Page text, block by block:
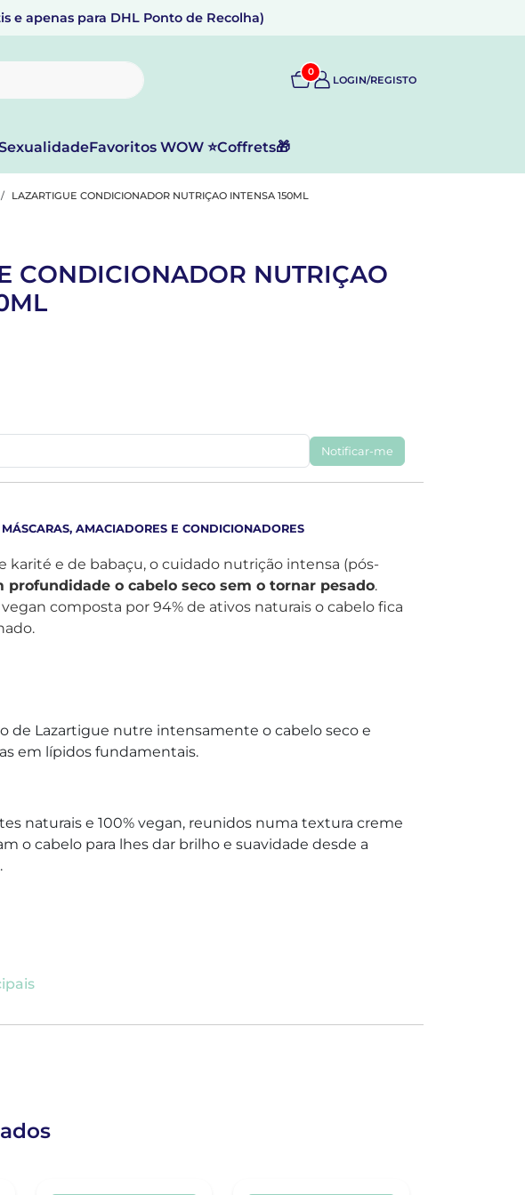
e apenas para DHL Ponto de Recolha)
0
LOGIN/REGISTO
Favoritos WOW ⭐Coffrets🎁
LAZARTIGUE CONDICIONADOR NUTRIÇAO INTENSA 150ML
CONDICIONADOR NUTRIÇAO
Notificar-me
MÁSCARAS, AMACIADORES E CONDICIONADORES
karité e de babaçu, o cuidado nutrição intensa (pós-
profundidade o cabelo seco sem o tornar pesado.
vegan composta por 94% de ativos naturais o cabelo fica
de Lazartigue nutre intensamente o cabelo seco e
em lípidos fundamentais.
naturais e 100% vegan, reunidos numa textura creme
o cabelo para lhes dar brilho e suavidade desde a